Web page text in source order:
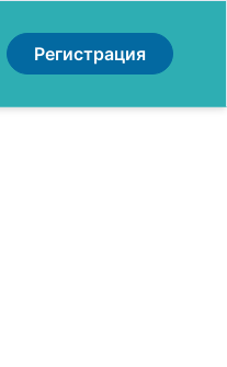
Регистрация